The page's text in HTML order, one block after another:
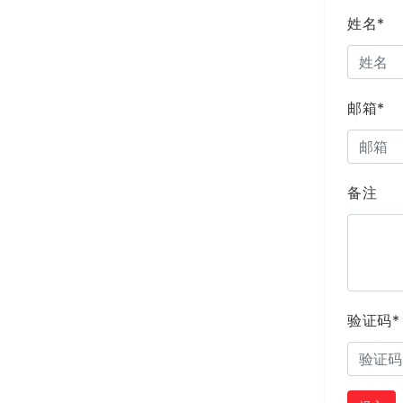
姓名*
邮箱*
备注
验证码*